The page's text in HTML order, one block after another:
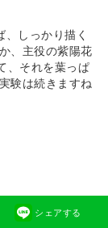
しっかり描く
、主役の紫陽花
、それを葉っぱ
験は続きますね
シェアする